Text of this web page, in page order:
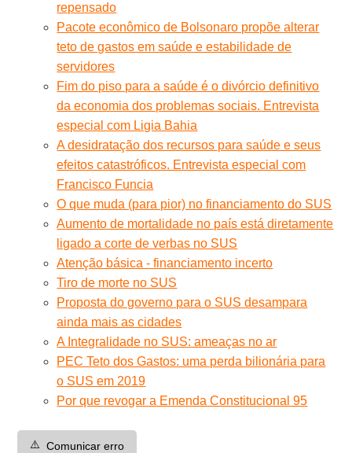
repensado
Pacote econômico de Bolsonaro propõe alterar
teto de gastos em saúde e estabilidade de
servidores
Fim do piso para a saúde é o divórcio definitivo
da economia dos problemas sociais. Entrevista
especial com Ligia Bahia
A desidratação dos recursos para saúde e seus
efeitos catastróficos. Entrevista especial com
Francisco Funcia
O que muda (para pior) no financiamento do SUS
Aumento de mortalidade no país está diretamente
ligado a corte de verbas no SUS
Atenção básica - financiamento incerto
Tiro de morte no SUS
Proposta do governo para o SUS desampara
ainda mais as cidades
A Integralidade no SUS: ameaças no ar
PEC Teto dos Gastos: uma perda bilionária para
o SUS em 2019
Por que revogar a Emenda Constitucional 95
⚠️ Comunicar erro